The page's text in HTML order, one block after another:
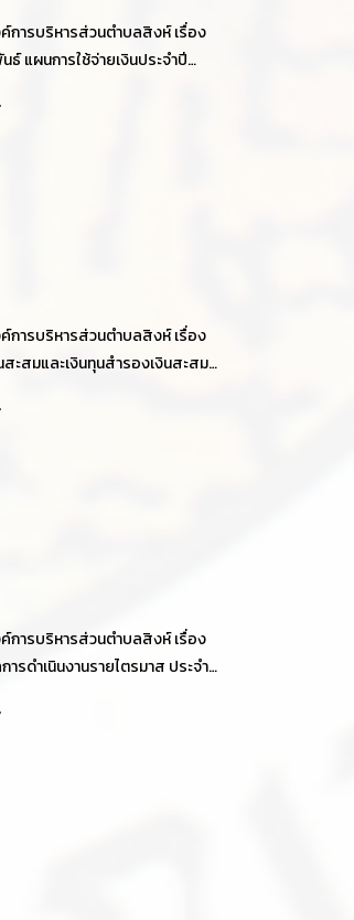
การบริหารส่วนตำบลสิงห์ เรื่อง
ธ์ แผนการใช้จ่ายเงินประจำปี
การบริหารส่วนตำบลสิงห์ เรื่อง
สะสมและเงินทุนสำรองเงินสะสม
การบริหารส่วนตำบลสิงห์ เรื่อง
ารดำเนินงานรายไตรมาส ประจำปี